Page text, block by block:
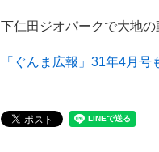
下仁田ジオパークで大地
「ぐんま広報」31年4月号